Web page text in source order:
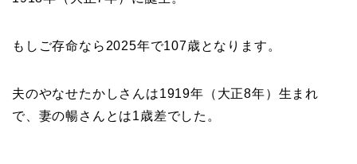
もしご存命なら2025年で107歳となります。
夫のやなせたかしさんは1919年（大正8年）生まれ
で、妻の暢さんとは1歳差でした。